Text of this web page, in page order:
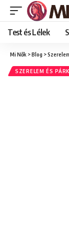
Test és Lélek
Mi Nők >Blog >
SZERELEM ÉS